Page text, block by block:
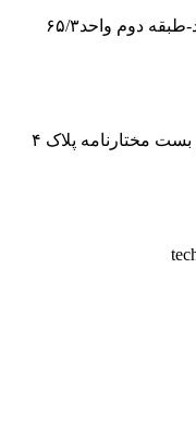
طبقه دوم واحد۶ ۵/۳
بست مختارنامه پلاک ۴